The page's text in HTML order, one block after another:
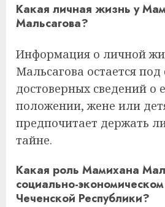
Какая личная жизнь у
Мальсагова?
Информация о личной
Мальсагова остается
достоверных сведений о
положении, жене или
предпочитает держать
тайне.
Какая роль Мамихана
социально-
Чеченской Республики?